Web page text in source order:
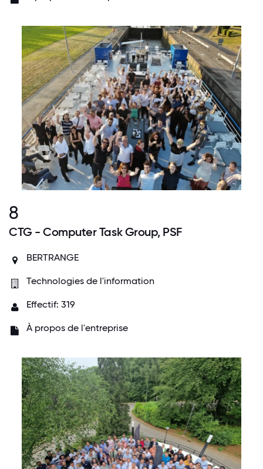
8
CTG - Computer Task Group, PSF
BERTRANGE
Technologies de l'information
Effectif: 319
À propos de l'entreprise